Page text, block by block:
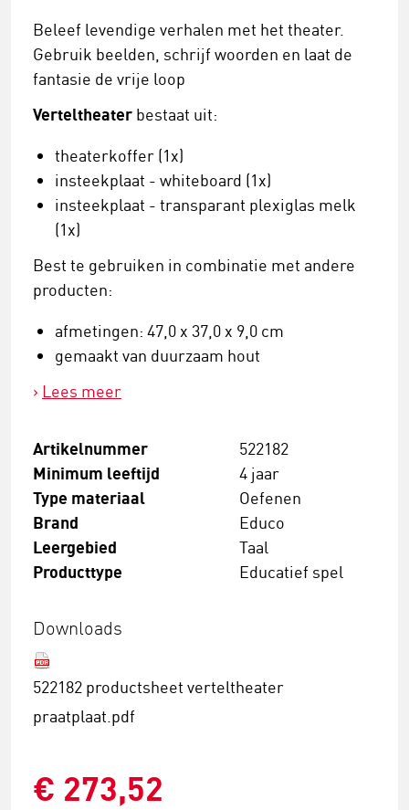
Beleef levendige verhalen met het theater.
Gebruik beelden, schrijf woorden en laat de
fantasie de vrije loop
Verteltheater bestaat uit:
theaterkoffer (1x)
insteekplaat - whiteboard (1x)
insteekplaat - transparant plexiglas melk
(1x)
Best te gebruiken in combinatie met andere
producten:
afmetingen: 47,0 x 37,0 x 9,0 cm
gemaakt van duurzaam hout
Lees meer
Artikelnummer 522182
Minimum leeftijd 4 jaar
Type materiaal Oefenen
Brand Educo
Leergebied Taal
Producttype Educatief spel
Downloads
522182 productsheet verteltheater
praatplaat.pdf
€ 273,52